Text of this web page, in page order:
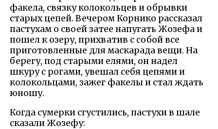
факела, связку колокольцев и обрывки
старых цепей. Вечером Корнико рассказал
пастухам о своей затее напугать Жозефа и
пошел к озеру, прихватив с собой все
приготовленные для маскарада вещи. На
берегу, под старыми елями, он надел
шкуру с рогами, увешал себя цепями и
колокольцами, зажег факелы и стал ждать
юношу.
Когда сумерки сгустились, пастухи в шале
сказали Жозефу: